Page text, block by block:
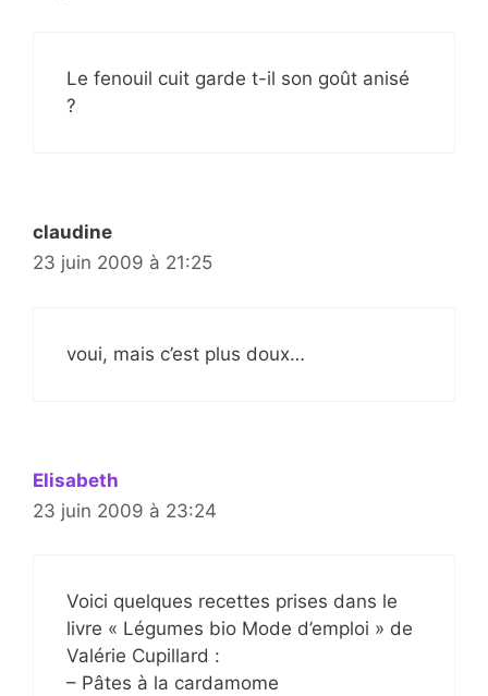
Le fenouil cuit garde t-il son goût anisé
?
claudine
23 juin 2009 à 21:25
voui, mais c’est plus doux…
Elisabeth
23 juin 2009 à 23:24
Voici quelques recettes prises dans le
livre « Légumes bio Mode d’emploi » de
Valérie Cupillard :
– Pâtes à la cardamome